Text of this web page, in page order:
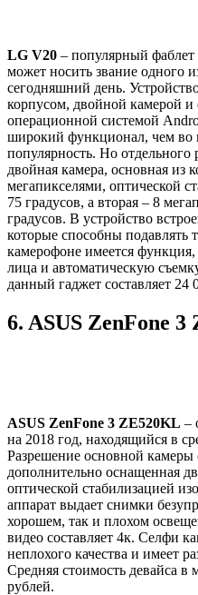
LG V20 – популярный фаблет
может носить звание одного
сегодняшний день.
корпусом, двойной камерой и
операционной системой
широкий функционал, чем во
популярность. Но отдельного
двойная камера, основная из
мегапикселями, оптической
75 градусов, а вторая – 8
градусов. В устройство
которые способны подавлять
камерофоне имеется
лица и автоматическую
данный гаджет составляет 24
6. ASUS ZenFone 3
ASUS ZenFone 3 ZE520KL –
на 2018 год, находящийся в
Разрешение основной камеры
дополнительно оснащенная
оптической стабилизацией
аппарат выдает снимки
хорошем, так и плохом
видео составляет 4к. Селфи
неплохого качества и имеет
Средняя стоимость девайса в
рублей.